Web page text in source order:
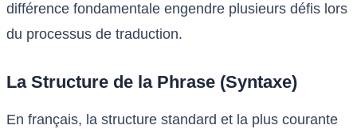
différence fondamentale engendre plusieurs défis lors
du processus de traduction.
La Structure de la Phrase (Syntaxe)
En français, la structure standard et la plus courante